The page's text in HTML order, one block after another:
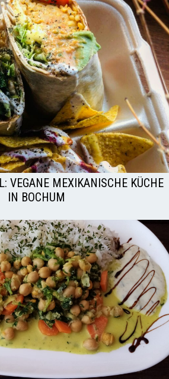
VEGANE MEXIKANISCHE KÜCHE
IN BOCHUM